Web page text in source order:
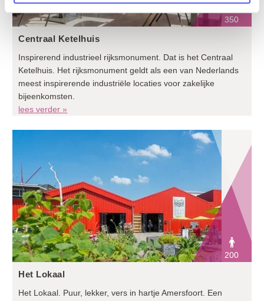
350
Centraal Ketelhuis
Inspirerend industrieel rijksmonument. Dat is het Centraal
Ketelhuis. Het rijksmonument geldt als een van Nederlands
meest inspirerende industriële locaties voor zakelijke
bijeenkomsten.
lees verder »
200
Het Lokaal
Het Lokaal. Puur, lekker, vers in hartje Amersfoort. Een